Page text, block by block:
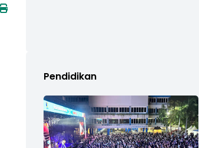
Pendidikan